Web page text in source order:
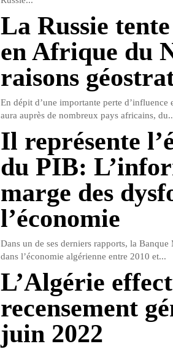
La Russie
en Afrique du
raisons
En dépit d’une importante perte
aura auprès de nombreux pays africains,
Il représente
du PIB:
marge des
l’économie
Dans un de ses derniers rapports, la
dans l’économie algérienne entre 2010 et...
L’Algérie
recensement
juin 2022